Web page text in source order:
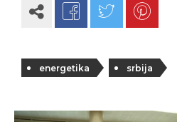
energetika srbija